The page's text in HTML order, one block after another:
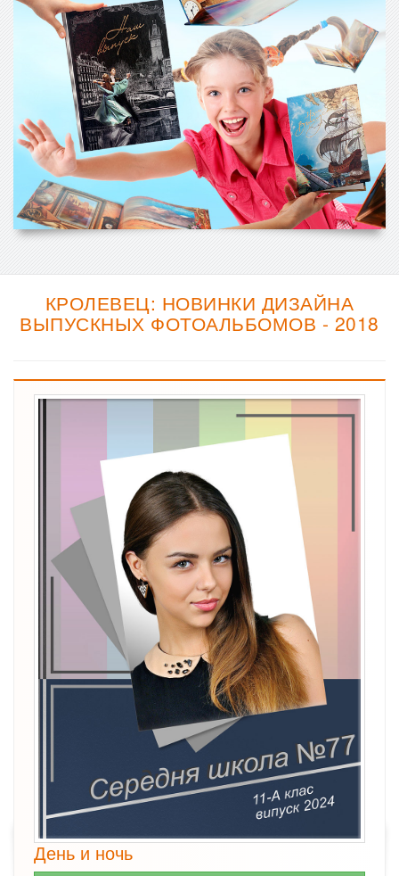
КРОЛЕВЕЦ: НОВИНКИ ДИЗАЙНА
ВЫПУСКНЫХ ФОТОАЛЬБОМОВ - 2018
День и ночь